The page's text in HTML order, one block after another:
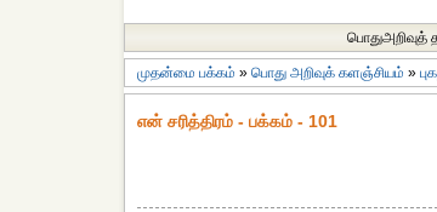
முதன்மை பக்கம் » பொது அறிவுக் களஞ்சியம் »
என் சரித்திரம் - பக்கம் - 101